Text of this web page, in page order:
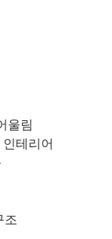
울림
테리어
조